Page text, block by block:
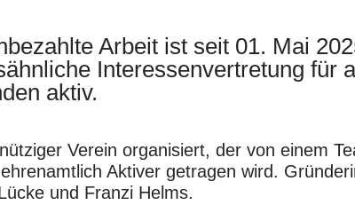
Arbeit ist seit 01. Mai
Interessenvertretung für
aktiv.
Verein organisiert, der von einem
Aktiver getragen wird.
und Franzi Helms.